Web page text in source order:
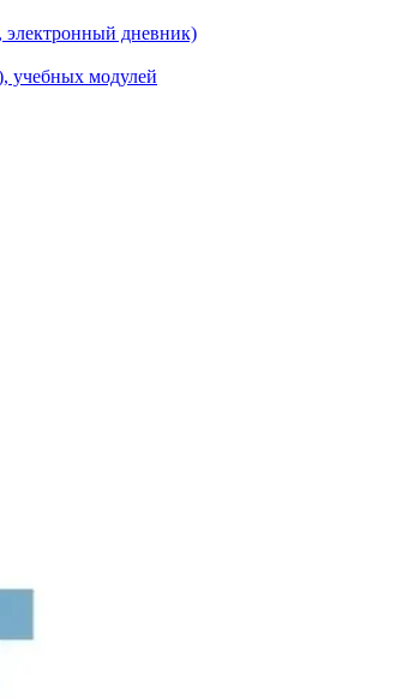
электронный дневник)
учебных модулей